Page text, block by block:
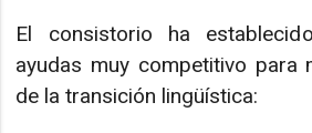
El consistorio ha
ayudas muy competitivo para
de la transición lingüística: